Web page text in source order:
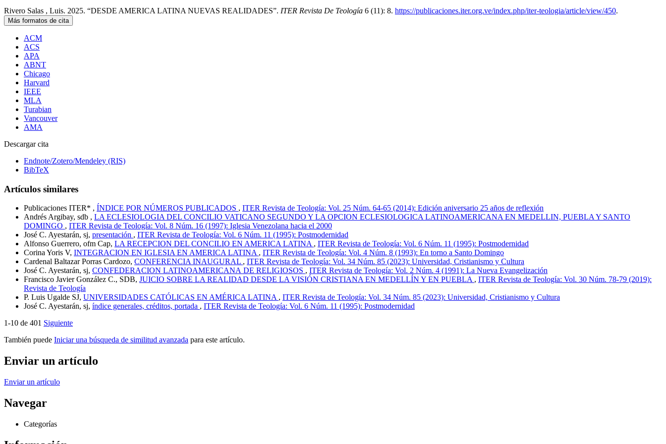
Rivero Salas , Luis. 2025. “DESDE AMERICA LATINA NUEVAS REALIDADES”. ITER Revista De Teología 6 (11): 8. https://publicaciones.iter.org.ve/index.php/iter-teologia/article/view/450.
Más formatos de cita
ACM
ACS
APA
ABNT
Chicago
Harvard
IEEE
MLA
Turabian
Vancouver
AMA
Descargar cita
Endnote/Zotero/Mendeley (RIS)
BibTeX
Artículos similares
Publicaciones ITER* , ÍNDICE POR NÚMEROS PUBLICADOS , ITER Revista de Teología: Vol. 25 Núm. 64-65 (2014): Edición aniversario 25 años de reflexión
Andrés Argibay, sdb , LA ECLESIOLOGIA DEL CONCILIO VATICANO SEGUNDO Y LA OPCION ECLESIOLOGICA LATINOAMERICANA EN MEDELLIN, PUEBLA Y SANTO
DOMINGO , ITER Revista de Teología: Vol. 8 Núm. 16 (1997): Iglesia Venezolana hacia el 2000
José C. Ayestarán, sj, presentación , ITER Revista de Teología: Vol. 6 Núm. 11 (1995): Postmodernidad
Alfonso Guerrero, ofm Cap, LA RECEPCION DEL CONCILIO EN AMERICA LATINA , ITER Revista de Teología: Vol. 6 Núm. 11 (1995): Postmodernidad
Corina Yoris V, INTEGRACION EN IGLESIA EN AMERICA LATINA , ITER Revista de Teología: Vol. 4 Núm. 8 (1993): En torno a Santo Domingo
Cardenal Baltazar Porras Cardozo, CONFERENCIA INAUGURAL , ITER Revista de Teología: Vol. 34 Núm. 85 (2023): Universidad, Cristianismo y Cultura
José C. Ayestarán, sj, CONFEDERACION LATINOAMERICANA DE RELIGIOSOS , ITER Revista de Teología: Vol. 2 Núm. 4 (1991): La Nueva Evangelización
Francisco Javier González C., SDB, JUICIO SOBRE LA REALIDAD DESDE LA VISIÓN CRISTIANA EN MEDELLÍN Y EN PUEBLA , ITER Revista de Teología: Vol. 30 Núm. 78-79 (2019):
Revista de Teología
P. Luis Ugalde SJ, UNIVERSIDADES CATÓLICAS EN AMÉRICA LATINA , ITER Revista de Teología: Vol. 34 Núm. 85 (2023): Universidad, Cristianismo y Cultura
José C. Ayestarán, sj, índice generales, créditos, portada , ITER Revista de Teología: Vol. 6 Núm. 11 (1995): Postmodernidad
1-10 de 401 Siguiente
También puede Iniciar una búsqueda de similitud avanzada para este artículo.
Enviar un artículo
Enviar un artículo
Navegar
Categorías